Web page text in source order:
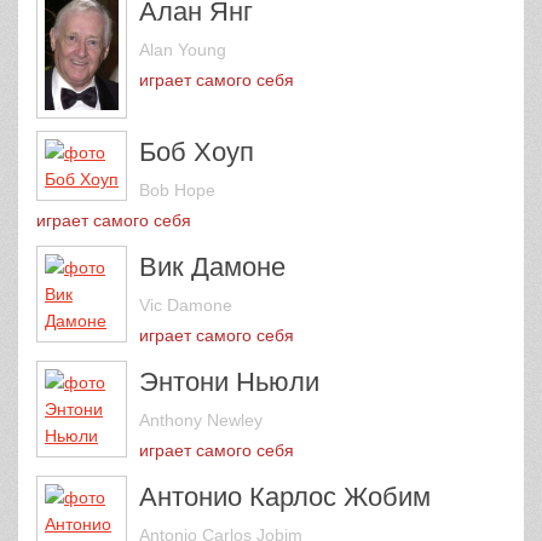
Алан Янг
Alan Young
играет самого себя
Боб Хоуп
Bob Hope
играет самого себя
Вик Дамоне
Vic Damone
играет самого себя
Энтони Ньюли
Anthony Newley
играет самого себя
Антонио Карлос Жобим
Antonio Carlos Jobim